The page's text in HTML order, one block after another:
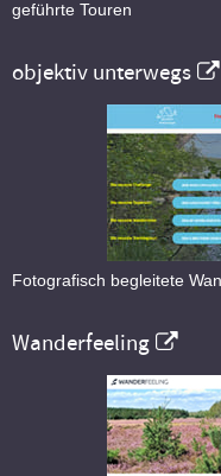
geführte Touren
objektiv unterwegs
Fotografisch begleitete
Wanderfeeling